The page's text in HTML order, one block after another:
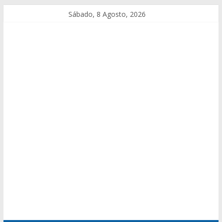
Sábado, 8 Agosto, 2026